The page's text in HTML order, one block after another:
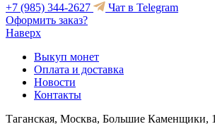
+7 (985) 344-2627
Чат в Telegram
Оформить заказ?
Наверх
Выкуп монет
Оплата и доставка
Новости
Контакты
Таганская, Москва, Большие Каменщики,